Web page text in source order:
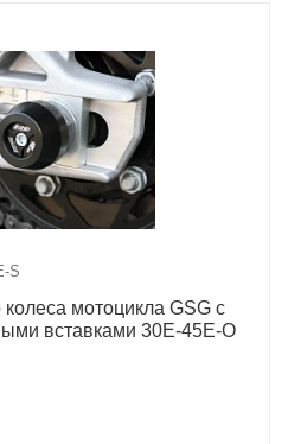
S
мотоцикла GSG с
вставками 30E-45E-O